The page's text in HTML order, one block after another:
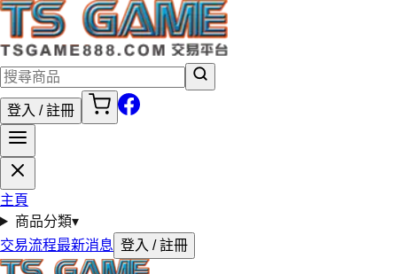
登入 / 註冊
主頁
商品分類▾
交易流程最新消息 登入 / 註冊